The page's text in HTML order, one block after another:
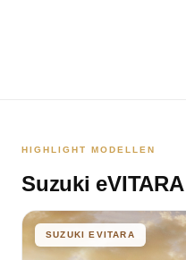
HIGHLIGHT MODELLEN
Suzuki eVITARA
SUZUKI EVITARA